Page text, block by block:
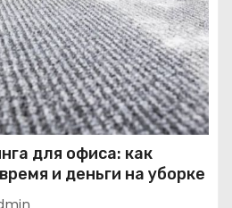
для офиса: как
и деньги на уборке